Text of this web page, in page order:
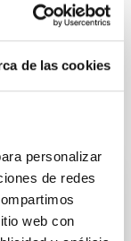
de las cookies
personalizar
de redes
web con